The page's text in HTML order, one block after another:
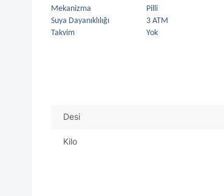
Mekanizma
Pilli
Suya Dayanıklılığı
3 ATM
Takvim
Yok
Desi
Kilo